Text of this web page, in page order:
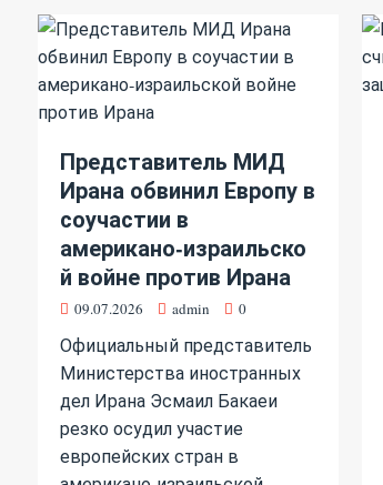
Представитель МИД
Ирана обвинил Европу в
соучастии в
американо‑израильско
й войне против Ирана
09.07.2026 admin 0
Официальный представитель
Министерства иностранных
дел Ирана Эсмаил Бакаеи
резко осудил участие
европейских стран в